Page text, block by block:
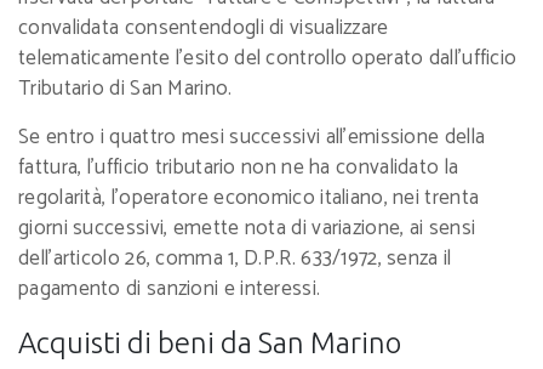
convalidata consentendogli di visualizzare
telematicamente l’esito del controllo operato dall’ufficio
Tributario di San Marino.
Se entro i quattro mesi successivi all’emissione della
fattura, l’ufficio tributario non ne ha convalidato la
regolarità, l’operatore economico italiano, nei trenta
giorni successivi, emette nota di variazione, ai sensi
dell’articolo 26, comma 1, D.P.R. 633/1972, senza il
pagamento di sanzioni e interessi.
Acquisti di beni da San Marino